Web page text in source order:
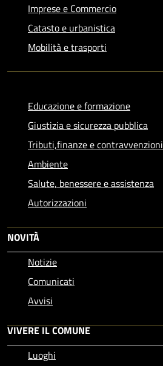
Imprese e Commercio
Catasto e urbanistica
Mobilità e trasporti
Educazione e formazione
Giustizia e sicurezza pubblica
Tributi,finanze e contravvenzioni
Ambiente
Salute, benessere e assistenza
Autorizzazioni
NOVITÀ
Notizie
Comunicati
Avvisi
VIVERE IL COMUNE
Luoghi